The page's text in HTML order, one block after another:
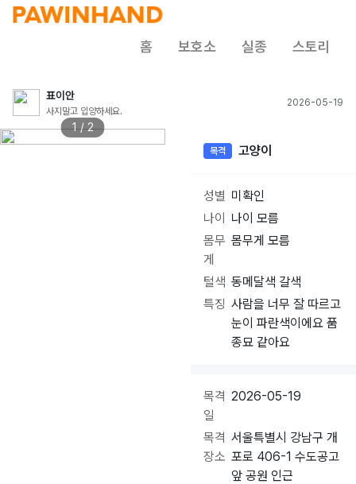
홈 보호소 실종 스토리
표이안
사지말고 입양하세요.
2026-05-19
1 / 2
목격 고양이
성별 미확인
나이
나이 모름
몸무
게
몸무게 모름
털색 동메달색 갈색
특징 사람을 너무 잘 따르고
눈이 파란색이에요 품
종묘 같아요
목격
일
2026-05-19
목격
장소
서울특별시 강남구 개
포로 406-1 수도공고
앞 공원 인근